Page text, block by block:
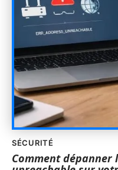
SÉCURITÉ
Comment dépanner